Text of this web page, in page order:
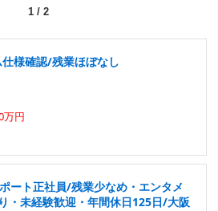
1/ 2
様確認/残業ほぼなし
万円
ート正社員/残業少なめ・エンタメ
・未経験歓迎・年間休日125日/大阪